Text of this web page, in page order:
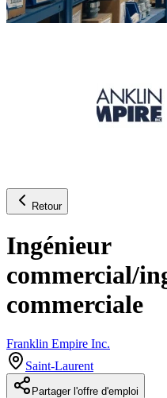
Retour
Ingénieur
commercial/
commerciale
Franklin Empire Inc.
Saint-Laurent
Partager l'offre d'emploi